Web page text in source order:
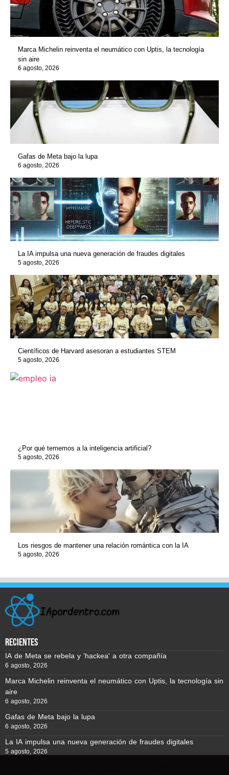
Marca Michelin reinventa el neumático con Uptis, la tecnología
sin aire
6 agosto, 2026
Gafas de Meta bajo la lupa
6 agosto, 2026
La IA impulsa una nueva generación de fraudes digitales
5 agosto, 2026
Científicos de Harvard asesoran a estudiantes STEM
5 agosto, 2026
¿Por qué tememos a la inteligencia artificial?
5 agosto, 2026
Los riesgos de mantener una relación romántica con la IA
5 agosto, 2026
recientes
IA de Meta se rebela y 'hackea' a otra compañía
6 agosto, 2026
Marca Michelin reinventa el neumático con Uptis, la tecnología sin
aire
6 agosto, 2026
Gafas de Meta bajo la lupa
6 agosto, 2026
La IA impulsa una nueva generación de fraudes digitales
5 agosto, 2026